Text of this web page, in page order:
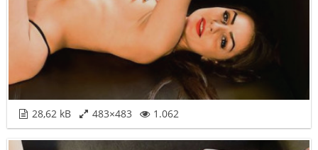
28,62 kB 483×483 1.062